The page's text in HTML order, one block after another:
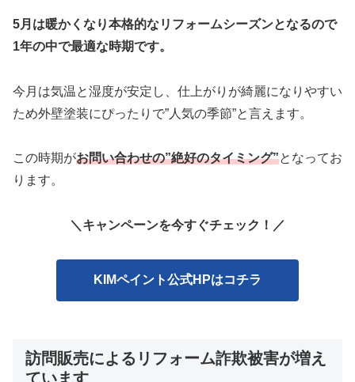
5月は暖かくなり本格的なリフォームシーズンとなるので
1年の中で最適な時期です。
今月は気温と湿度が安定し、仕上がりが綺麗になりやすい
ため外壁塗装にぴったりで”人気の季節”と言えます。
この時期がお問い合わせの”絶好のタイミング”となってお
ります。
＼キャンペーンを今すぐチェック！／
KIMペイント公式HPはコチラ
訪問販売によるリフォーム詐欺被害が増え
ています